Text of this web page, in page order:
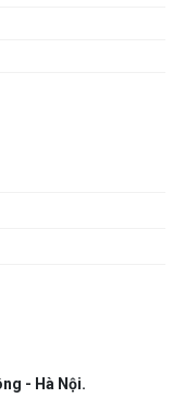
- Hà Nội.